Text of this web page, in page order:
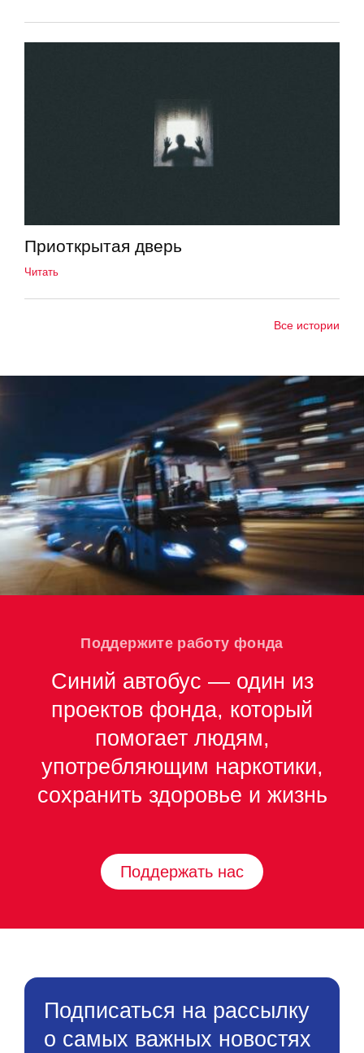
Приоткрытая дверь
Читать
Все истории
Поддержите работу фонда
Синий автобус — один из
проектов фонда, который
помогает людям,
употребляющим наркотики,
сохранить здоровье и жизнь
Поддержать нас
Подписаться на рассылку
о самых важных новостях